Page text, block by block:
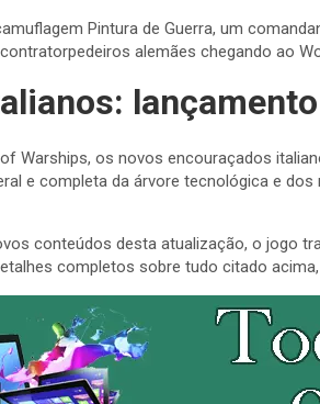
Pintura de Guerra, um
alemães chegando ao
Warships, os novos encouraçados
e completa da árvore tecnológica e
conteúdos desta atualização, o jogo
completos sobre tudo citado